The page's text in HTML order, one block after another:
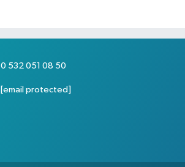
0 532 051 08 50
[email protected]